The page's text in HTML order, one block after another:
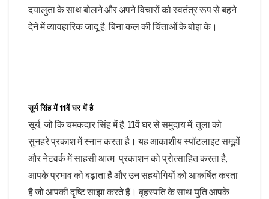
दयालुता के साथ बोलने और अपने विचारों को स्वतंत्र रूप से बहने
देने में व्यावहारिक जादू है, बिना कल की चिंताओं के बोझ के।
सूर्य सिंह में 11वें घर में है
सूर्य, जो कि चमकदार सिंह में है, 11वें घर से समुदाय में, तुला को
सुनहरे प्रकाश में स्नान करता है। यह आकाशीय स्पॉटलाइट समूहों
और नेटवर्क में साहसी आत्म-प्रकाशन को प्रोत्साहित करता है,
आपके प्रभाव को बढ़ाता है और उन सहयोगियों को आकर्षित करता
है जो आपकी दृष्टि साझा करते हैं। बृहस्पति के साथ युति आपके